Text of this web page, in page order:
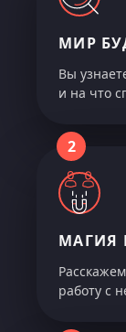
МИР
Вы
и на что
2
МАГИЯ
работу с